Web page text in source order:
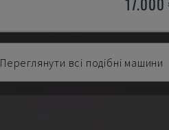
Переглянути всі подібні машини